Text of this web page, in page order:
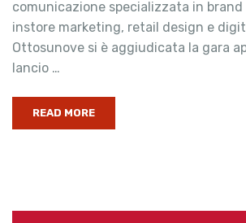
comunicazione specializzata in
instore marketing, retail design e
Ottosunove si è aggiudicata la gara
lancio …
READ MORE